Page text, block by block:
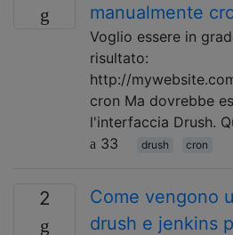
manualmente
Voglio essere in
risultato:
http://
cron Ma dovrebbe
l'interfaccia Drush.
33
drush cron
2
Come vengono
drush e jenkins